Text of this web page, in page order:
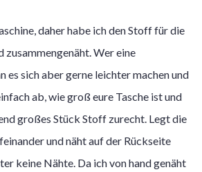
daher habe ich den Stoff für die
zusammengenäht. Wer eine
es sich aber gerne leichter machen und
ab, wie groß eure Tasche ist und
großes Stück Stoff zurecht. Legt die
und näht auf der Rückseite
keine Nähte. Da ich von hand genäht